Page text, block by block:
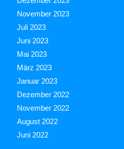
November 2023
Juli 2023
Juni 2023
Mai 2023
März 2023
Januar 2023
Dezember 2022
November 2022
August 2022
Juni 2022